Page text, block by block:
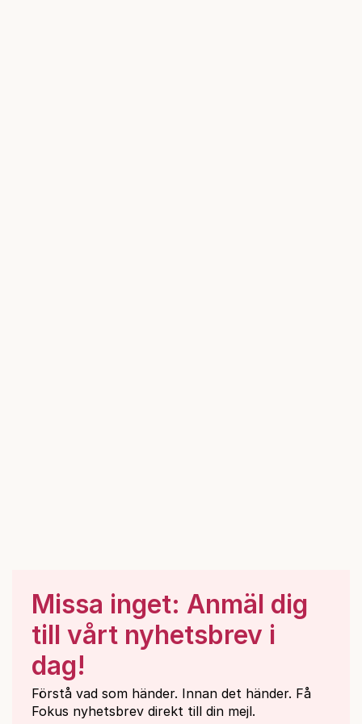
Missa inget: Anmäl dig
till vårt nyhetsbrev i
dag!
Förstå vad som händer. Innan det händer. Få
Fokus nyhetsbrev direkt till din mejl.